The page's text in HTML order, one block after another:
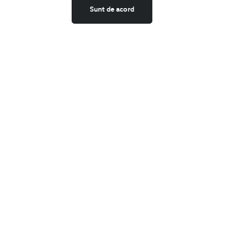
Sunt de acord
Feedback site